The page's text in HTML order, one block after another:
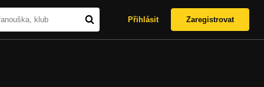
Přihlásit Zaregistrovat